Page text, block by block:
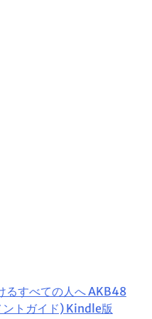
るすべての人へ AKB48
ントガイド) Kindle版